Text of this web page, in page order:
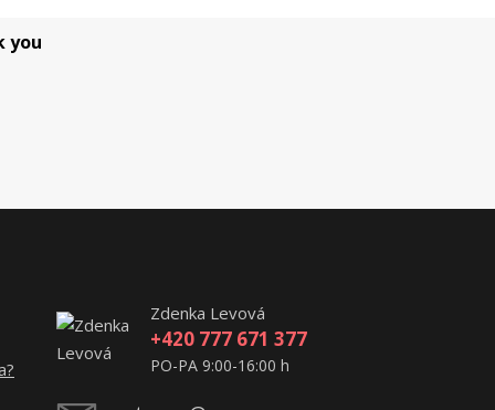
you
Zdenka Levová
+420 777 671 377
PO-PA 9:00-16:00 h